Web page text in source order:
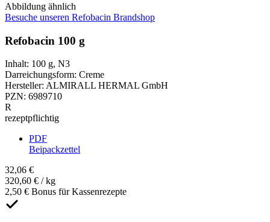
Abbildung ähnlich
Besuche unseren Refobacin Brandshop
Refobacin 100 g
Inhalt: 100 g, N3
Darreichungsform: Creme
Hersteller: ALMIRALL HERMAL GmbH
PZN: 6989710
R
rezeptpflichtig
PDF
Beipackzettel
32,06 €
320,60 € / kg
2,50 € Bonus für Kassenrezepte